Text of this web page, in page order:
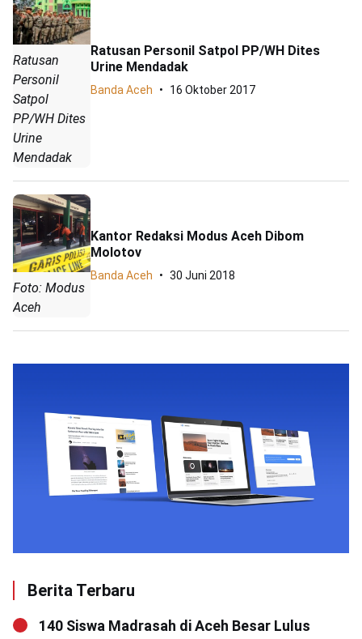
Ratusan
Personil
Satpol
PP/WH Dites
Urine
Mendadak
Ratusan Personil Satpol PP/WH Dites
Urine Mendadak
Banda Aceh 16 Oktober 2017
Foto: Modus
Aceh
Kantor Redaksi Modus Aceh Dibom
Molotov
Banda Aceh 30 Juni 2018
Berita Terbaru
140 Siswa Madrasah di Aceh Besar Lulus